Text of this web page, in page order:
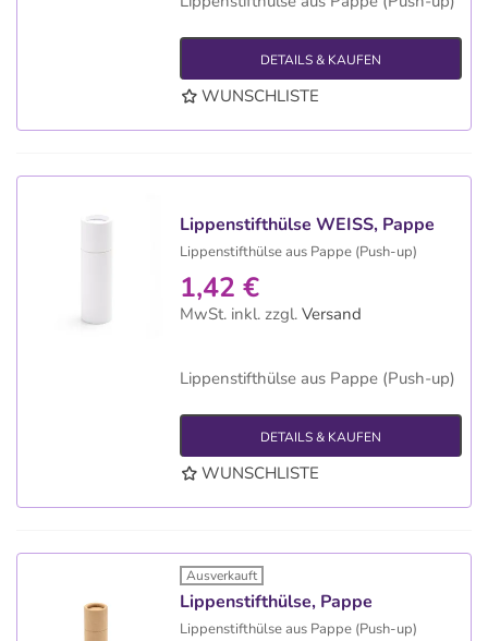
DETAILS & KAUFEN
WUNSCHLISTE
Lippenstifthülse WEISS, Pappe
Lippenstifthülse aus Pappe (Push-up)
1,42 €
MwSt. inkl. zzgl. Versand
Lippenstifthülse aus Pappe (Push-up)
DETAILS & KAUFEN
WUNSCHLISTE
Ausverkauft
Lippenstifthülse, Pappe
Lippenstifthülse aus Pappe (Push-up)